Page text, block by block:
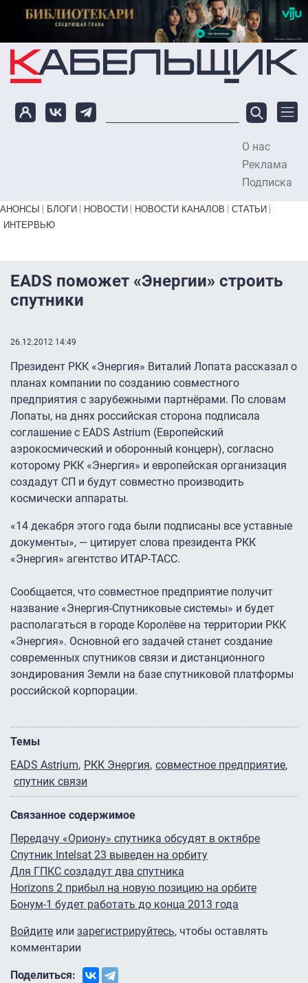
Перейти к основному содержанию
О нас
Реклама
Подписка
Primary links bottom
АНОНСЫ БЛОГИ НОВОСТИ НОВОСТИ КАНАЛОВ
СТАТЬИ
ИНТЕРВЬЮ
EADS поможет «Энергии» строить
спутники
26.12.2012 14:49
Президент РКК «Энергия» Виталий Лопата рассказал о
планах компании по созданию совместного
предприятия с зарубежными партнёрами. По словам
Лопаты, на днях российская сторона подписала
соглашение с EADS Astrium (Европейский
аэрокосмический и оборонный концерн), согласно
которому РКК «Энергия» и европейская организация
создадут СП и будут совместно производить
космически аппараты.
«14 декабря этого года были подписаны все уставные
документы», — цитирует слова президента РКК
«Энергия» агентство ИТАР-ТАСС.
Сообщается, что совместное предприятие получит
название «Энергия-Спутниковые системы» и будет
располагаться в городе Королёве на территории РКК
«Энергия». Основной его задачей станет создание
современных спутников связи и дистанционного
зондирования Земли на базе спутниковой платформы
российской корпорации.
Темы
EADS Astrium РКК Энергия совместное предприятие
спутник связи
Связанное содержимое
Передачу «Ориону» спутника обсудят в октябре
Спутник Intelsat 23 выведен на орбиту
Для ГПКС создадут два спутника
Horizons 2 прибыл на новую позицию на орбите
Бонум-1 будет работать до конца 2013 года
Войдите или зарегистрируйтесь, чтобы оставлять
комментарии
Поделиться: